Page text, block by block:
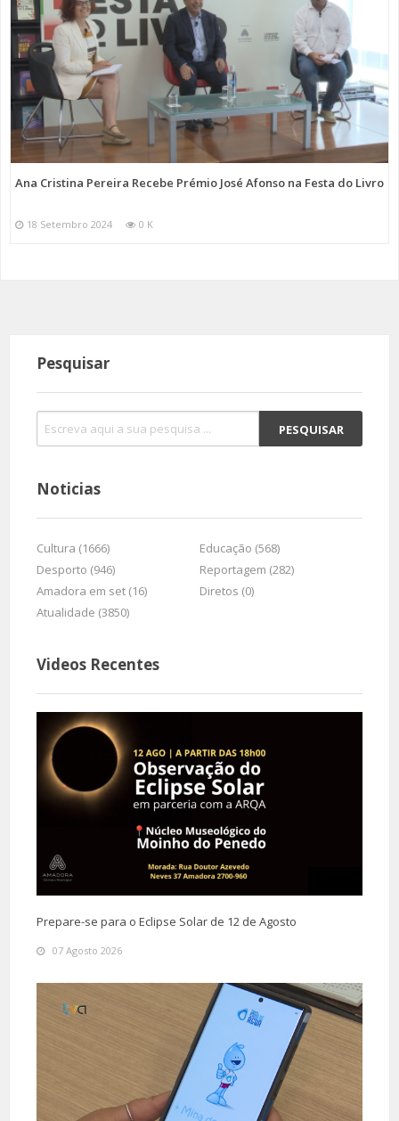
Ana Cristina Pereira Recebe Prémio José Afonso na Festa do Livro
18 Setembro 2024 0 K
Pesquisar
Noticias
Cultura (1666)
Educação (568)
Desporto (946)
Reportagem (282)
Amadora em set (16)
Diretos (0)
Atualidade (3850)
Videos Recentes
Prepare-se para o Eclipse Solar de 12 de Agosto
07 Agosto 2026